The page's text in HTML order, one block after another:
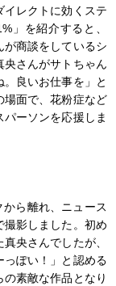
イレクトに効くステ
」を紹介すると、
が商談をしているシ
央さんがサトちゃん
良いお仕事を」と
場面で、花粉症など
ーソンを応援しま
ら離れ、ニュース
撮影しました。初め
央さんでしたが、
っぽい！」と認める
素敵な作品となり